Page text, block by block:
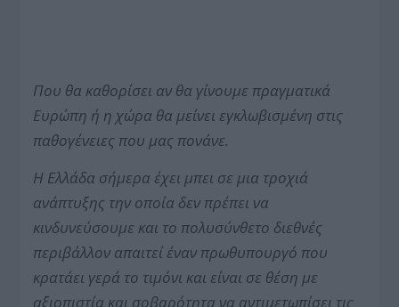
Που θα καθορίσει αν θα γίνουμε πραγματικά
Ευρώπη ή η χώρα θα μείνει εγκλωβισμένη στις
παθογένειες που μας πονάνε.
Η Ελλάδα σήμερα έχει μπει σε μια τροχιά
ανάπτυξης την οποία δεν πρέπει να
κινδυνεύσουμε και το πολυσύνθετο διεθνές
περιβάλλον απαιτεί έναν πρωθυπουργό που
κρατάει γερά το τιμόνι και είναι σε θέση με
αξιοπιστία και σοβαρότητα να αντιμετωπίσει τις